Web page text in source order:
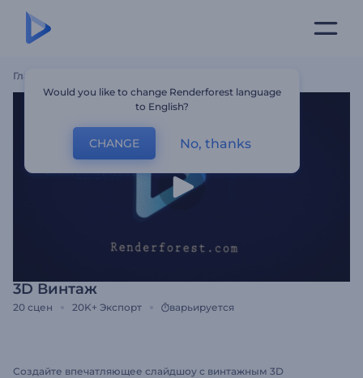
Главная
3D Винтаж
20 сцен 20K+ Экспорт варьируется
Создайте впечатляющее слайдшоу с винтажным 3D
Would you like to change Renderforest language
to English?
CHANGE No, thanks